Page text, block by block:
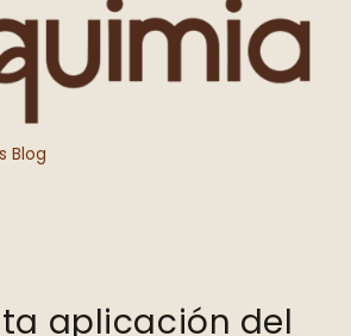
Blog
aplicación del